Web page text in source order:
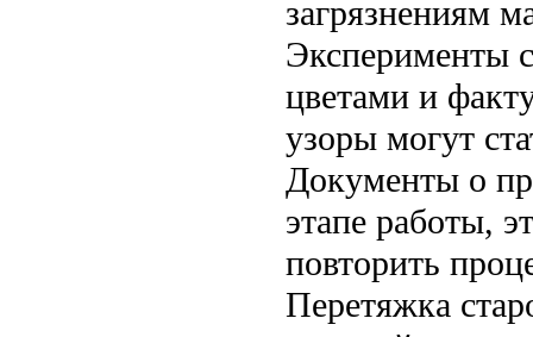
загрязнениям
Эксперименты
цветами и
узоры могут
Документы о
этапе работы,
повторить
Перетяжка